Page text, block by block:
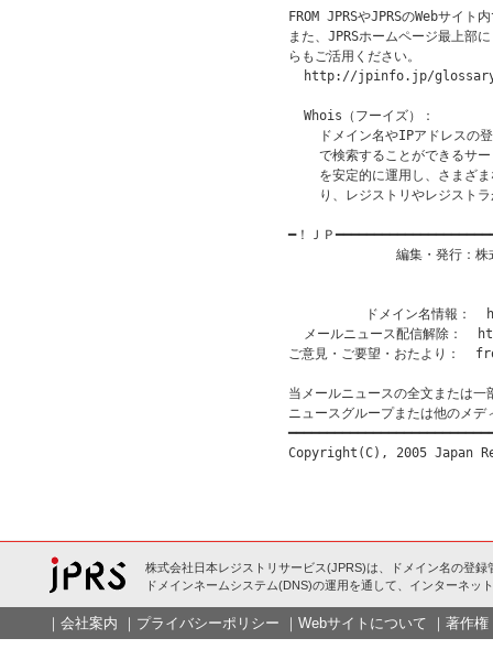
FROM JPRSやJPRSのWebサイ
また、JPRSホームページ最上部
らもご活用ください。
http://jpinfo.jp/
  Whois（フーイズ）：
ドメイン名やIPアドレスの
で検索することができるサ
を安定的に運用し、さまざ
り、レジストリやレジスト
━！ＪＰ
編集・発行：株
ドメイン名情報：
メールニュース配信解除：
ご意見・ご要望・おたより：
当メールニュースの全文または
ニュースグループまたは他のメ
Copyright(C), 2005 Japan
株式会社日本レジストリサービス(JPRS)は、ドメイン名の登録
ドメインネームシステム(DNS)の運用を通して、インターネッ
｜ 会社案内 ｜ プライバシーポリシー ｜ Webサイトについて ｜ 著作権